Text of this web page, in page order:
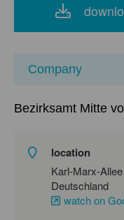
Company
Bezirksamt Mitte
location
Karl-Marx-Allee 31, 10178 Berlin,
Deutschland
watch on